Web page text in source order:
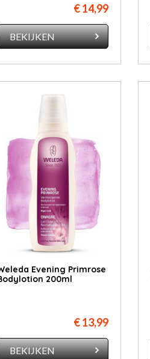
€ 14,99
BEKIJKEN
Evening Primrose
200ml
€ 13,99
BEKIJKEN